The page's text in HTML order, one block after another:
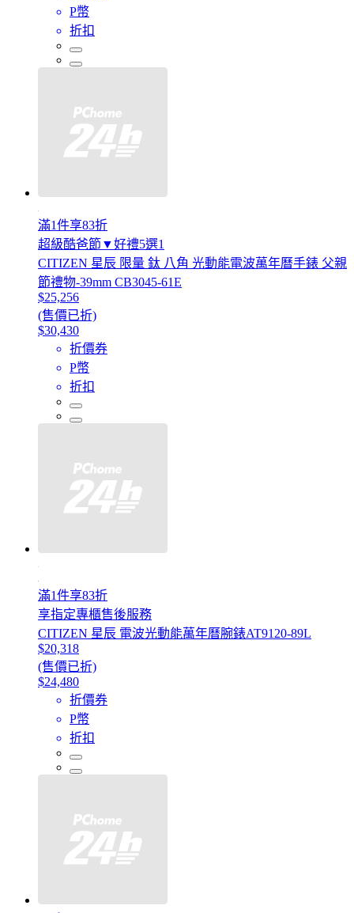
P幣
折扣
滿1件享83折
超級酷爸節▼好禮5選1
CITIZEN 星辰 限量 鈦 八角 光動能電波萬年曆手錶 父親
節禮物-39mm CB3045-61E
$25,256
(售價已折)
$30,430
折價券
P幣
折扣
滿1件享83折
享指定專櫃售後服務
CITIZEN 星辰 電波光動能萬年曆腕錶AT9120-89L
$20,318
(售價已折)
$24,480
折價券
P幣
折扣